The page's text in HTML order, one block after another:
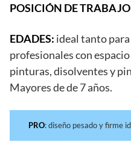
POSICIÓN DE TRABAJO
EDADES: ideal tanto
profesionales con
pinturas, disolventes y
Mayores de de 7 años.
PRO: diseño pesado y firme